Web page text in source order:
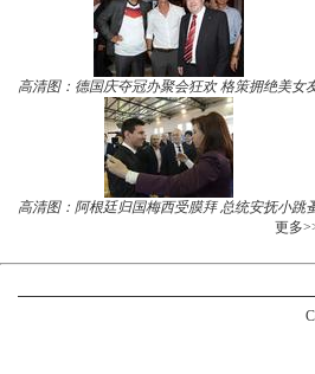
高清图：德国庆夺冠办聚会狂欢 格策拥绝美女
高清图：阿根廷归国梅西受膜拜 总统安抚小跳
更多